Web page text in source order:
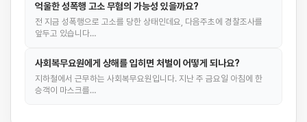
억울한 성폭행 고소 무혐의 가능성 있을까요?
전 지금 성폭행으로 고소를 당한 상태인데요, 다음주초에 경찰조사를
앞두고 있습니다…
사회복무요원에게 상해를 입히면 처벌이 어떻게 되나요?
지하철에서 근무하는 사회복무요원입니다. 지난 주 금요일 아침에 한
승객이 마스크를…